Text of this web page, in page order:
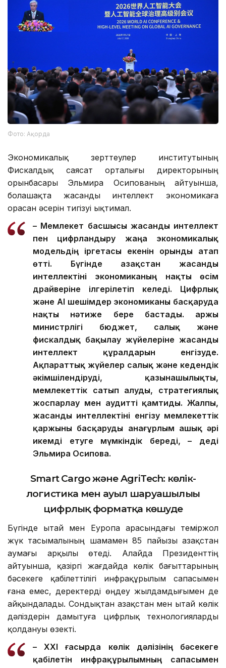
Экономикалық зерттеулер институтының
Фискалдық саясат орталығы директорының
орынбасары Эльмира Осипованың айтуынша,
болашақта жасанды интеллект экономикаға
орасан әсерін тигізуі ықтимал.
– Мемлекет басшысы жасанды интеллект
пен цифрландыру жаңа экономикалық
модельдің іргетасы екенін орынды атап
өтті. Бүгінде Қазақстан жасанды
интеллектіні экономиканың нақты өсім
драйверіне ілгерілетіп келеді.Цифрлық
және AI шешімдер экономиканы басқаруда
нақты нәтиже бере бастады. Қаржы
министрлігі бюджет, салық және
фискалдық бақылау жүйелеріне жасанды
интеллект құралдарын енгізуде.
Ақпараттық жүйелер салық және кедендік
әкімшілендіруді, қазынашылықты,
мемлекеттік сатып алуды, стратегиялық
жоспарлау мен аудит ті қамтиды. Жалпы,
жасанды интеллекті ніенгізу мемлекеттік
қаржыны басқаруды анағұрлым ашық әрі
икемді етуге мүмкіндік береді,
Smart Cargo және AgriTech: көлік-
логистика мен ауыл шаруашылығы
цифрлық форматқа көшуде
Бүгінде Қытай мен Еуропа арасындағы теміржол
жүк тасымалының шамамен 85 пайызы Қазақстан
аумағы арқылы өтеді. Алайда Президенттің
айтуынша, қазіргі жағдайда көлік бағыттарының
бәсекеге қабілеттілігі инфрақұрылым сапасымен
ғана емес, деректерді өңдеу жылдамдығымен де
айқындалады. Сондықтан Қазақстан мен Қытай көлік
дәліздерін дамытуға цифрлық технологияларды
қолдануы өзекті.
– XXI ғасырда көлік дәлізінің бәсекеге